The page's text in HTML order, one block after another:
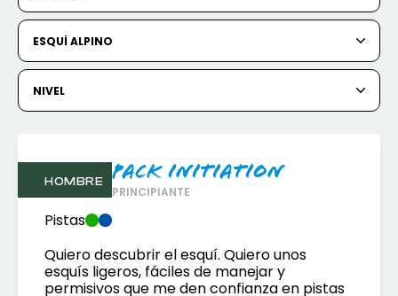
6 7 8 9 10 11 12
13
1
3
10 11 12 13 14 15
17 18 19 20 21 22 23
ESQUÍ ALPINO
NIVEL
HOMBRE Pack Initiation
PRINCIPIANTE
Pistas
Quiero descubrir el esquí. Quiero unos
esquís ligeros, fáciles de manejar y
permisivos que me den confianza en pistas